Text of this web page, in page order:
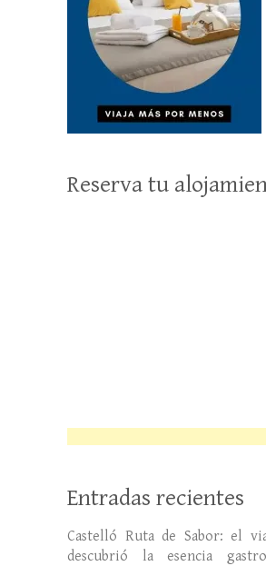
Reserva tu
Entradas recientes
Castelló Ruta de Sabor: el
descubrió la esencia